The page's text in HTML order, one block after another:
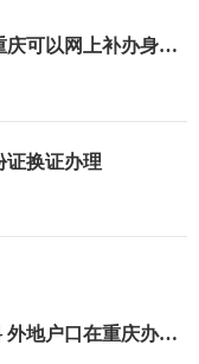
重庆渝中身份证丢失可以网上补领吗 重庆可以网上补办身份证吗
证换证办理
外地户口在重庆办理护照需要哪些材料 外地户口在重庆办理护照指南